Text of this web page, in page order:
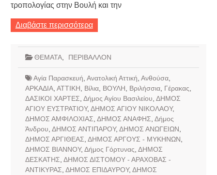
τροπολογίας στην Βουλή και την
Διαβάστε περισσότερα
ΘΕΜΑΤΑ, ΠΕΡΙΒΑΛΛΟΝ
Αγία Παρασκευή Ανατολική Αττική Ανθούσα,
ΑΡΚΑΔΙΑ, ΑΤΤΙΚΗ Βίλια, ΒΟΥΛΗ Βριλήσσια, Γέρακας
ΔΑΣΙΚΟΙ ΧΑΡΤΕΣ Δήμος Αγίου Βασιλείου ΔΗΜΟΣ
ΑΓΙΟΥ ΕΥΣΤΡΑΤΙΟΥ, ΔΗΜΟΣ ΑΓΙΟΥ ΝΙΚΟΛΑΟΥ,
ΔΗΜΟΣ ΑΜΦΙΛΟΧΙΑΣ ΔΗΜΟΣ ΑΝΑΦΗΣ Δήμος
Άνδρου ΔΗΜΟΣ ΑΝΤΙΠΑΡΟΥ, ΔΗΜΟΣ ΑΝΩΓΕΙΩΝ
ΔΗΜΟΣ ΑΡΓΙΘΕΑΣ ΔΗΜΟΣ ΑΡΓΟΥΣ - ΜΥΚΗΝΩΝ
ΔΗΜΟΣ ΒΙΑΝΝΟΥ, Δήμος Γόρτυνας ΔΗΜΟΣ
ΔΕΣΚΑΤΗΣ ΔΗΜΟΣ ΔΙΣΤΟΜΟΥ - ΑΡΑΧΟΒΑΣ -
ΑΝΤΙΚΥΡΑΣ ΔΗΜΟΣ ΕΠΙΔΑΥΡΟΥ, ΔΗΜΟΣ